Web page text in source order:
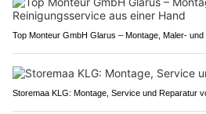
Top Monteur GmbH Glarus – Montage, Maler-
Storemaa KLG: Montage, Service und Reparatur